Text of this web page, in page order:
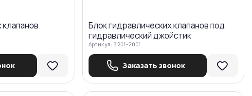
Блок гидравлических клапанов под
гидравлический джойстик
Артикул: 3201-2001
Заказать звонок